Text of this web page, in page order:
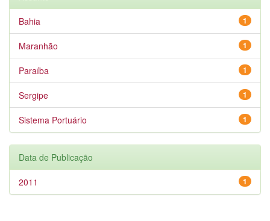
1
Bahia
1
Maranhão
1
Paraíba
1
Sergipe
1
Sistema Portuário
Data de Publicação
1
2011